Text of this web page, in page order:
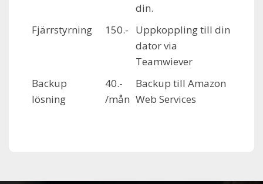
din.
Fjärrstyrning
150.-
Uppkoppling till din
dator via
Teamwiever
Backup
lösning
40.-
/mån
Backup till Amazon
Web Services